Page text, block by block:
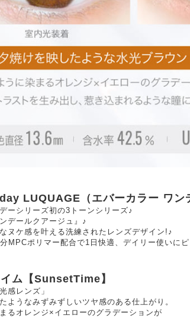
LUQUAGE（エバーカラー ワン
ーシリーズ初の3トーンシリーズ♪
デールクアージュ』♪
ヌケ感を叶える洗練されたレンズデザイン!♪
MPCポリマー配合で1日快適、デイリー使いに
ム【SunsetTime】
感レンズ」
ようなみずみずしいツヤ感のある仕上がり。
るオレンジ×イエローのグラデーションが